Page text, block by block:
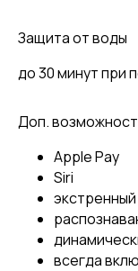
Защита от воды
до 30 минут при
Доп.
Apple Pay
Siri
всегда